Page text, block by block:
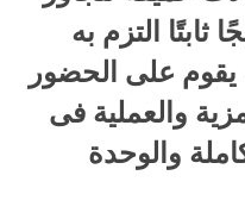
التزم به
منذ عام 2015، يقوم على الحضور
والعملية فى
والوحدة